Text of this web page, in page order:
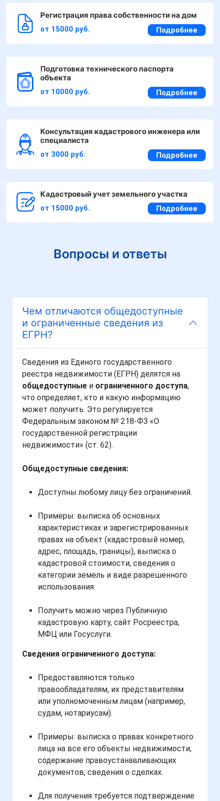
Регистрация права собственности на дом
от 15000 руб. Подробнее
Подготовка технического паспорта
объекта
от 10000 руб. Подробнее
Консультация кадастрового инженера или
специалиста
от 3000 руб. Подробнее
Кадастровый учет земельного участка
от 15000 руб. Подробнее
Вопросы и ответы
Чем отличаются общедоступные
и ограниченные сведения из
ЕГРН?
Сведения из Единого государственного
реестра недвижимости (ЕГРН) делятся на
общедоступные и ограниченного доступа,
что определяет, кто и какую информацию
может получить. Это регулируется
Федеральным законом № 218-ФЗ «О
государственной регистрации
недвижимости» (ст. 62).
Общедоступные сведения:
Доступны любому лицу без ограничений.
Примеры: выписка об основных
характеристиках и зарегистрированных
правах на объект (кадастровый номер,
адрес, площадь, границы), выписка о
кадастровой стоимости, сведения о
категории земель и виде разрешенного
использования.
Получить можно через Публичную
кадастровую карту, сайт Росреестра,
МФЦ или Госуслуги.
Сведения ограниченного доступа:
Предоставляются только
правообладателям, их представителям
или уполномоченным лицам (например,
судам, нотариусам).
Примеры: выписка о правах конкретного
лица на все его объекты недвижимости,
содержание правоустанавливающих
документов, сведения о сделках.
Для получения требуется подтверждение